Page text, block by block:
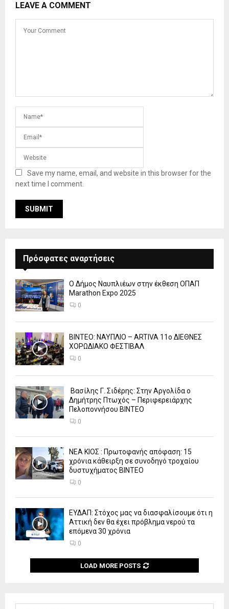
LEAVE A COMMENT
Save my name, email, and website in this browser for the
next time I comment.
Πρόσφατες αναρτήσεις
Ο Δήμος Ναυπλιέων στην έκθεση ΟΠΑΠ
Marathon Expo 2025
0
ΒΙΝΤΕΟ: ΝΑΥΠΛΙΟ – ARTIVA 11ο ΔΙΕΘΝΕΣ
ΧΟΡΩΔΙΑΚΟ ΦΕΣΤΙΒΑΛ
0
Βασίλης Γ. Σιδέρης: Στην Αργολίδα ο
Δημήτρης Πτωχός – Περιφερειάρχης
Πελοποννήσου ΒΙΝΤΕΟ
0
ΝΕΑ ΚΙΟΣ : Πρωτοφανής απόφαση: 15
χρόνια κάθειρξη σε συνοδηγό τροχαίου
δυστυχήματος ΒΙΝΤΕΟ
0
ΕΥΔΑΠ: Στόχος μας να διασφαλίσουμε ότι η
Αττική δεν θα έχει πρόβλημα νερού τα
επόμενα 30 χρόνια
0
LOAD MORE POSTS